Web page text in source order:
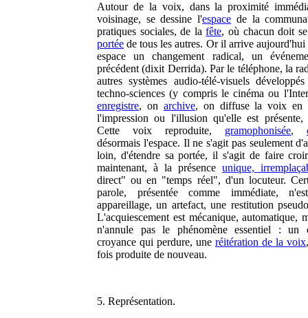
Autour de la voix, dans la proximité
voisinage, se dessine l'espace de la
pratiques sociales, de lafête, où chacun doit
portée de tous les autres. Or il arrive aujourd'hui
espace un changement radical, un
précédent (dixit Derrida). Par le téléphone, la
autres systèmes audio-télé-visuels
techno-sciences (y compris le cinéma ou
enregistre, on archive, on diffuse la voix en
l'impression ou l'illusion qu'elle est présente,
Cette voix reproduite, gramophonisée,
désormais l'espace. Il ne s'agit pas seulement
loin, d'étendre sa portée, il s'agit de faire
maintenant, à la présence unique,
direct" ou en "temps réel", d'un locuteur.
parole, présentée comme immédiate,
appareillage, un artefact, une restitution
L'acquiescement est mécanique, automatique,
n'annule pas le phénomène essentiel : un
croyance qui perdure, une réitération de la voix
fois produite de nouveau.
5. Représentation.